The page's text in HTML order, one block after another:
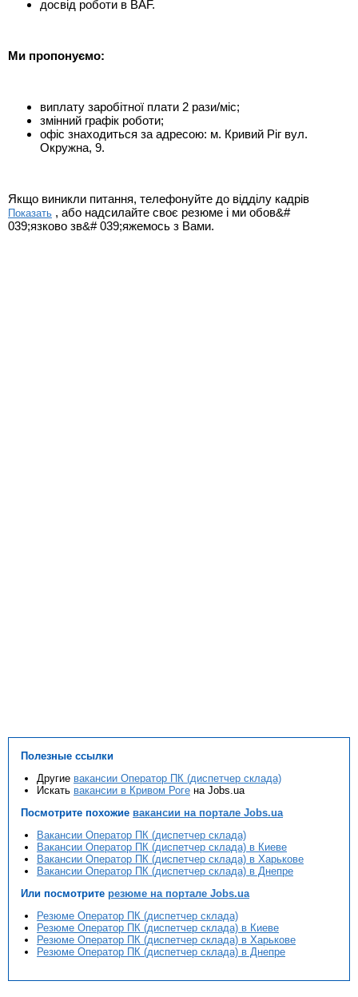
досвід роботи в BAF.
Ми пропонуємо:
виплату заробітної плати 2 рази/міс;
змінний графік роботи;
офіс знаходиться за адресою: м. Кривий Ріг вул.
Окружна, 9.
Якщо виникли питання, телефонуйте до відділу кадрів
Показать , або надсилайте своє резюме і ми обов&#
039;язково зв&# 039;яжемось з Вами.
Полезные ссылки
Другие вакансии Оператор ПК (диспетчер склада)
Искать вакансии в Кривом Роге на Jobs.ua
Посмотрите похожие вакансии на портале Jobs.ua
Вакансии Оператор ПК (диспетчер склада)
Вакансии Оператор ПК (диспетчер склада) в Киеве
Вакансии Оператор ПК (диспетчер склада) в Харькове
Вакансии Оператор ПК (диспетчер склада) в Днепре
Или посмотрите резюме на портале Jobs.ua
Резюме Оператор ПК (диспетчер склада)
Резюме Оператор ПК (диспетчер склада) в Киеве
Резюме Оператор ПК (диспетчер склада) в Харькове
Резюме Оператор ПК (диспетчер склада) в Днепре